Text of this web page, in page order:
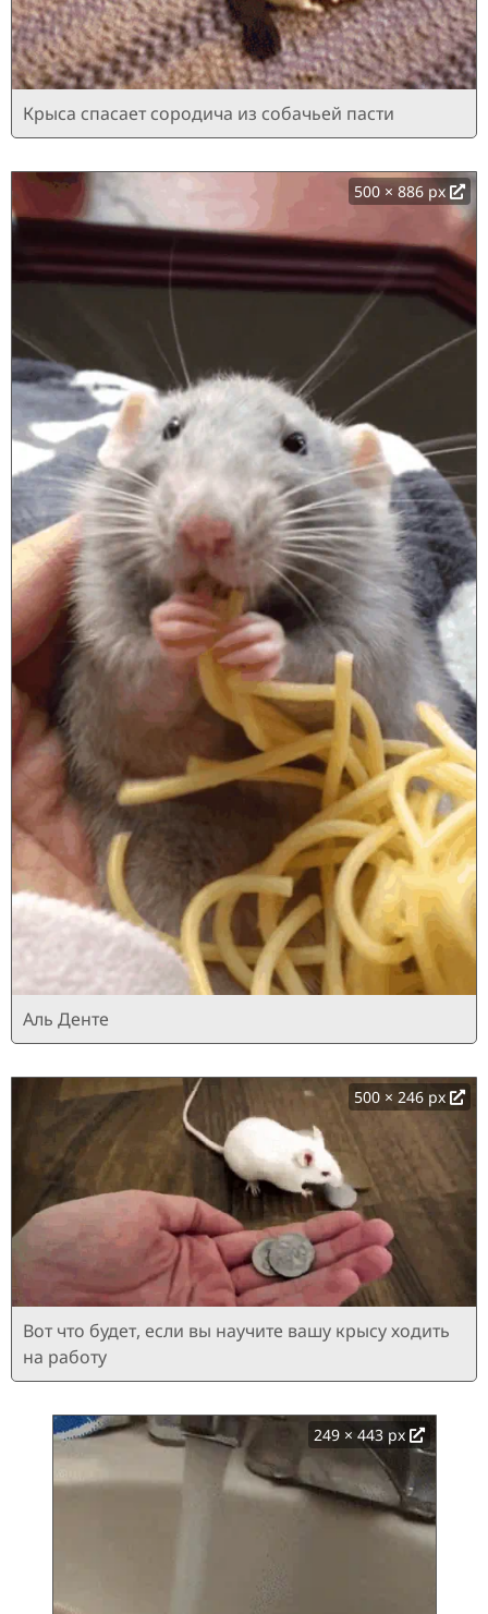
Крыса спасает сородича из собачьей пасти
500 × 886 px
Аль Денте
500 × 246 px
Вот что будет, если вы научите вашу крысу ходить
на работу
249 × 443 px